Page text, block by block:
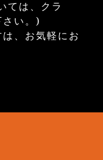
ては、クラ
い。)
、お気軽にお